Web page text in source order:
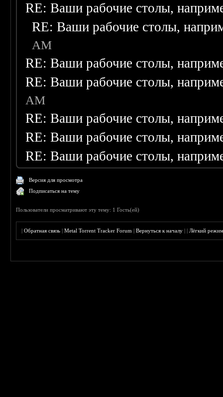
RE: Ваши рабочие столы,
RE: Ваши рабочие столы,
AM
RE: Ваши рабочие столы,
RE: Ваши рабочие столы,
AM
RE: Ваши рабочие столы,
RE: Ваши рабочие столы,
RE: Ваши рабочие столы,
Версия для просмотра
Подписаться на тему
Пользователи просматривают эту тему: 1 Гость(ей)
|Обратная связь |Metal Torrent Tracker Forum |Вернуться к началу ||Лёгкий